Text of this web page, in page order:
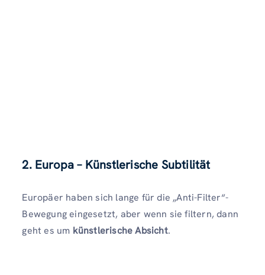
2. Europa – Künstlerische Subtilität
Europäer haben sich lange für die „Anti-Filter“-
Bewegung eingesetzt, aber wenn sie filtern, dann
geht es um künstlerische Absicht.